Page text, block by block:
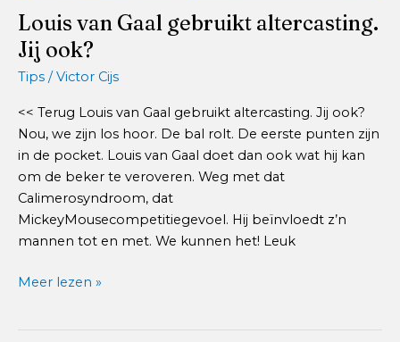
Louis van Gaal gebruikt altercasting.
Jij ook?
Tips /Victor Cijs
<< Terug Louis van Gaal gebruikt altercasting. Jij ook?
Nou, we zijn los hoor. De bal rolt. De eerste punten zijn
in de pocket. Louis van Gaal doet dan ook wat hij kan
om de beker te veroveren. Weg met dat
Calimerosyndroom, dat
MickeyMousecompetitiegevoel. Hij beïnvloedt z’n
mannen tot en met. We kunnen het! Leuk
Louis
Meer lezen »